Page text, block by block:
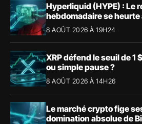
Hyperliquid (HYPE) : Le
hebdomadaire se
57,90 $
8 AOÛT 2026 À 19H24
XRP défend le seuil de 1
ou simple pause ?
8 AOÛT 2026 À 14H26
Le marché crypto fige
domination absolue de